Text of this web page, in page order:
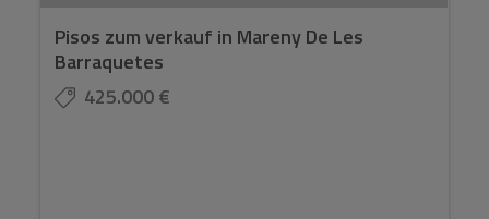
Pisos zum verkauf in Mareny De Les
Barraquetes
425.000 €